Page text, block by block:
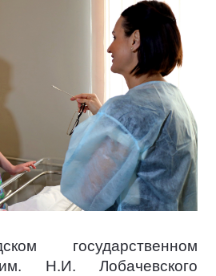
государственном
Н.И. Лобачевского